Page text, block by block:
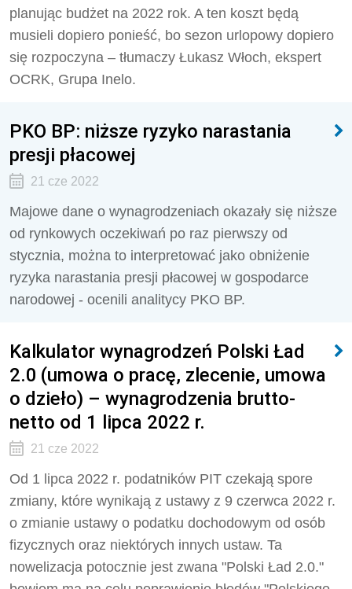
planując budżet na 2022 rok. A ten koszt będą
musieli dopiero ponieść, bo sezon urlopowy dopiero
się rozpoczyna – tłumaczy Łukasz Włoch, ekspert
OCRK, Grupa Inelo.
PKO BP: niższe ryzyko narastania
presji płacowej
21 cze 2022
Majowe dane o wynagrodzeniach okazały się niższe
od rynkowych oczekiwań po raz pierwszy od
stycznia, można to interpretować jako obniżenie
ryzyka narastania presji płacowej w gospodarce
narodowej - ocenili analitycy PKO BP.
Kalkulator wynagrodzeń Polski Ład
2.0 (umowa o pracę, zlecenie, umowa
o dzieło) – wynagrodzenia brutto-
netto od 1 lipca 2022 r.
21 cze 2022
Od 1 lipca 2022 r. podatników PIT czekają spore
zmiany, które wynikają z ustawy z 9 czerwca 2022 r.
o zmianie ustawy o podatku dochodowym od osób
fizycznych oraz niektórych innych ustaw. Ta
nowelizacja potocznie jest zwana "Polski Ład 2.0."